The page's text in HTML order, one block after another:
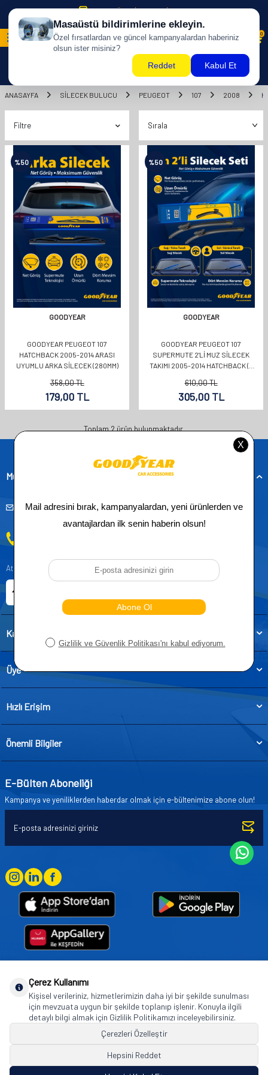
500 TL ÜZERİ KARGO BİZDEN !
0
ANASAYFA SILECEK BULUCU PEUGEOT 107 2008
Filtre
%50
GOODYEAR
GOODYEAR PEUGEOT 107
HATCHBACK 2005-2014 ARASI
UYUMLU ARKA SILECEK (280MM)
358,00TL
179,00 TL
%50
GOODYEAR
GOODYEAR PEUGEOT 107
SUPERMUTE 2'LI MUZ SILECEK
TAKIMI 2005-2014 HATCHBACK (5
610,00TL
305,00TL
Toplam2ürün bulunmaktadır.
Müşteri Hizmetleri
musteridestek@goodyearotoaksesuar.com.tr
Atatürk, Kıraç Mevkii, Orhan Veli Cd. D:No:19, 34522 Esenyurt/İstanbul
Kategoriler
Üye
Hızlı Erişim
Önemli Bilgiler
E-Bülten Aboneliği
Kampanya ve yeniliklerden haberdar olmak için e-bültenimize abone olun!
Goodyear (and Winged Foot Design) are trademarks of or licensed to The Goodyear
Tire & Rubber Company used under license by Basbug Group Company,
Istanbul/Türkiye. © 2026 The Goodyear Tire & Rubber Company.
Çerez Kullanımı
Kişisel verileriniz, hizmetlerimizin daha iyi bir şekilde sunulması
için mevzuata uygun bir şekilde toplanıp işlenir. Konuyla ilgili
detaylı bilgi almak için Gizlilik Politikamızı inceleyebilirsiniz.
Çerezleri Özelleştir
Hepsini Reddet